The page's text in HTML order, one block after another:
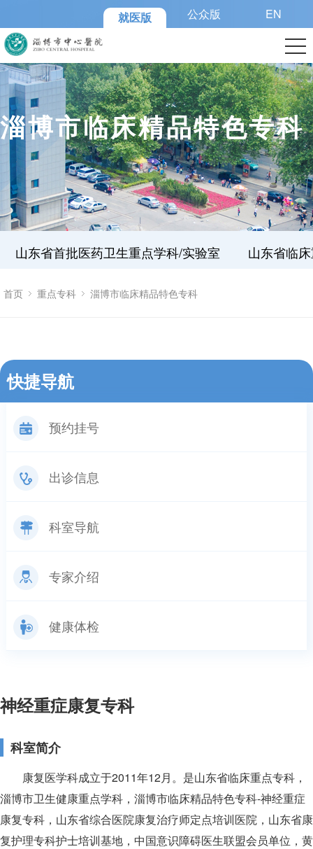
就医版 公众版 EN
淄博市临床精品特色专科
山东省首批医药卫生重点学科/实验室 山东省临
首页 重点专科 淄博市临床精品特色专科
快捷导航
预约挂号
出诊信息
科室导航
专家介绍
健康体检
神经重症康复专科
科室简介
康复医学科成立于2011年12月。是山东省临床重点专科，
淄博市卫生健康重点学科，淄博市临床精品特色专科-神经重症
康复专科，山东省综合医院康复治疗师定点培训医院，山东省康
复护理专科护士培训基地，中国意识障碍医生联盟会员单位，黄